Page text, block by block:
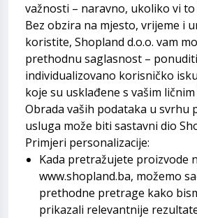
važnosti – naravno, ukoliko vi
Bez obzira na mjesto, vrijeme i
koristite, Shopland d.o.o. vam
prethodnu saglasnost – ponuditi
individualizovano korisničko
koje su usklađene s vašim
Obrada vaših podataka u svrhu
usluga može biti sastavni dio
Primjeri personalizacije:
Kada pretražujete proizvode
www.shopland.ba, možemo
prethodne pretrage kako
prikazali relevantnije